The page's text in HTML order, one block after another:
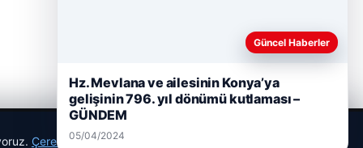
Çerez Politikamız
Güncel Haberler
Hz. Mevlana ve ailesinin Konya’ya
gelişinin 796. yıl dönümü kutlaması –
GÜNDEM
05/04/2024